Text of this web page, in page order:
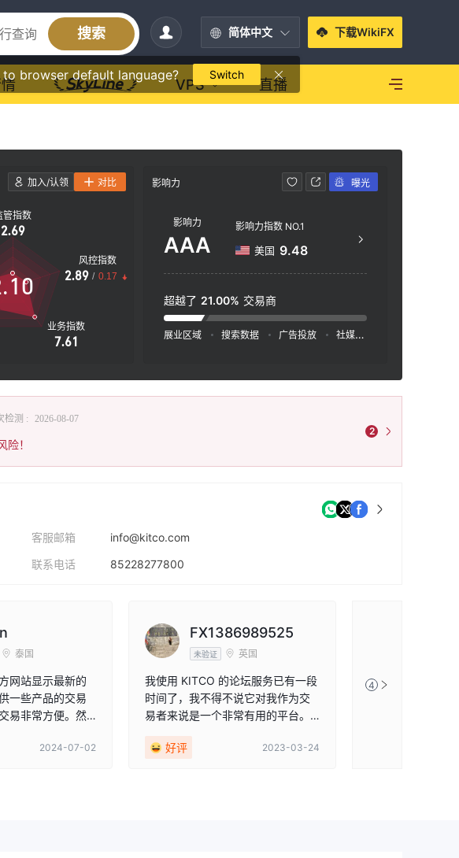
搜索 简体中文
to browser default language? Switch
下载WikiFX
VPS 直播
管指数
2.69
业务指数
7.61
风控指数
2.89 / 0.17
影响力
影响力
AAA
影响力指数 NO.1
美国 9.48
超越了 21.00% 交易商
展业区域 搜索数据 广告投放 社媒指数
加入/认领 对比 曝光
检测 : 2026-08-07
险！
2
客服邮箱
info@kitco.com
联系电话
85228277800
泰国
网站显示最新的
一些产品的交易
易非常方便。然
亏钱。2024-07-02
FX1386989525
未验证 英国
我使用 KITCO 的论坛服务已有一段
时间了，我不得不说它对我作为交
易者来说是一个非常有用的平台。
混乱且难以导航，但论坛社区是一
好评 2023-03-24
4